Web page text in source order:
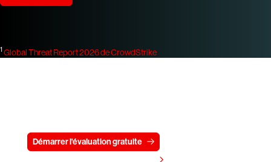
1 Global Threat Report 2026 de CrowdStrike
Démarrer l'évaluation gratuite